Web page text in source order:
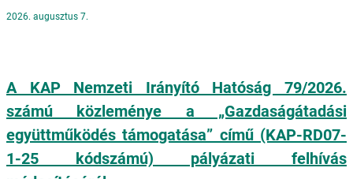
2026. augusztus 7.
A KAP Nemzeti Irányító Hatóság 79/2026.
számú közleménye a „Gazdaságátadási
együttműködés támogatása” című (KAP-RD07-
1-25 kódszámú) pályázati felhívás